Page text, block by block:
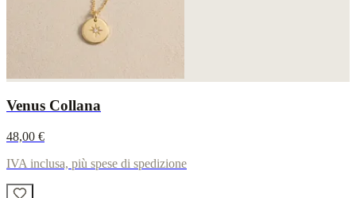
Venus Collana
48,00 €
IVA inclusa, più spese di spedizione